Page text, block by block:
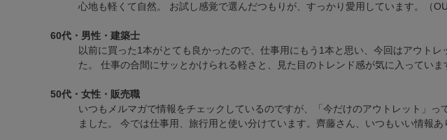
心地も軽くて自然。 お試し感覚で選んだつもりが、すっかり愛用しています。（
60代・男性・建築士
以前に買った1本がとても良かったので、仕事用にもう1本と思い、今回はアウト
た。 仕事の合間にサッとかけられる軽さと、見た目のトレンド感が気に入ってい
50代・女性・販売職
いつもメルマガで情報をチェックしているのですが、「今だけのアウトレット」
ました。 今では仕事用、旅行用と使い分けています。齊藤さん、いつもいい情報
キーワードで探す
複数キーワードで検索したい場合は、単語の間にスペース(空白文字)を入れて検索
例）オーバルのグレーだけ絞り込みたい場合「オーバル グレー」と入力
価格帯で絞り込む（税抜価格）